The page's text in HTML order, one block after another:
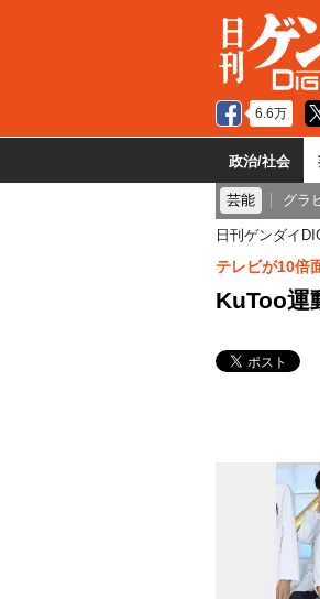
6.6万
政治/社会
芸能 グラ
日刊ゲンダイ
テレビが10倍
KuToo運